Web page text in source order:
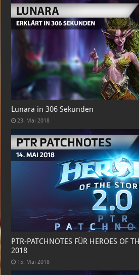
Lunara in 306 Sekunden
23. Mai 2018
PTR-PATCHNOTES FÜR HEROES OF
2018
15. Mai 2018